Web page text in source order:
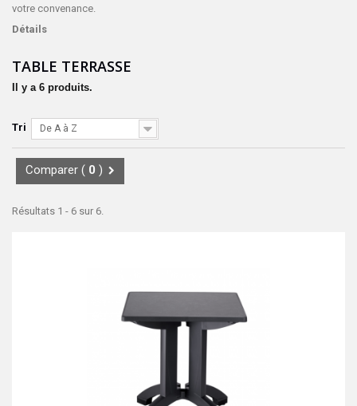
votre convenance.
Détails
TABLE TERRASSE
Il y a 6 produits.
Tri De A à Z
Comparer ( 0 )
Résultats 1 - 6 sur 6.